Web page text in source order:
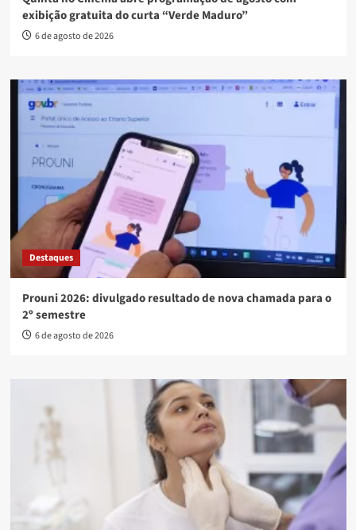
exibição gratuita do curta “Verde Maduro”
6 de agosto de 2026
Destaques
Prouni 2026: divulgado resultado de nova chamada para o
2º semestre
6 de agosto de 2026